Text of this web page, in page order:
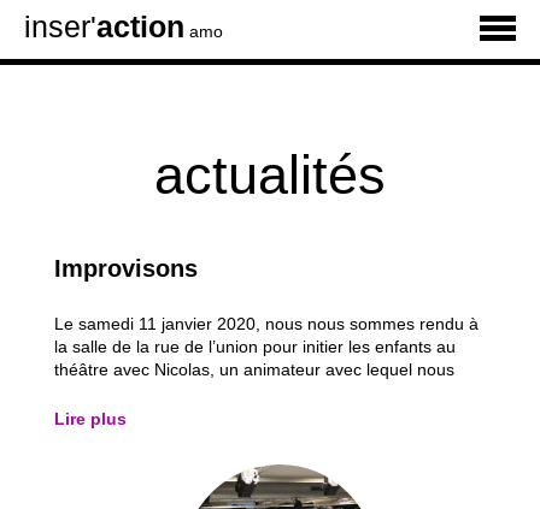
inser'action amo
actualités
Improvisons
Le samedi 11 janvier 2020, nous nous sommes rendu à
la salle de la rue de l’union pour initier les enfants au
théâtre avec Nicolas, un animateur avec lequel nous
s’occupe tous les jeudis avec Ali de l’atelier théâtre avec
Lire plus